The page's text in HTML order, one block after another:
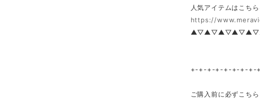
人気アイテムはこちら
https://
+-+-+-+-+-+-+-+-
ご購入前に必ずこち